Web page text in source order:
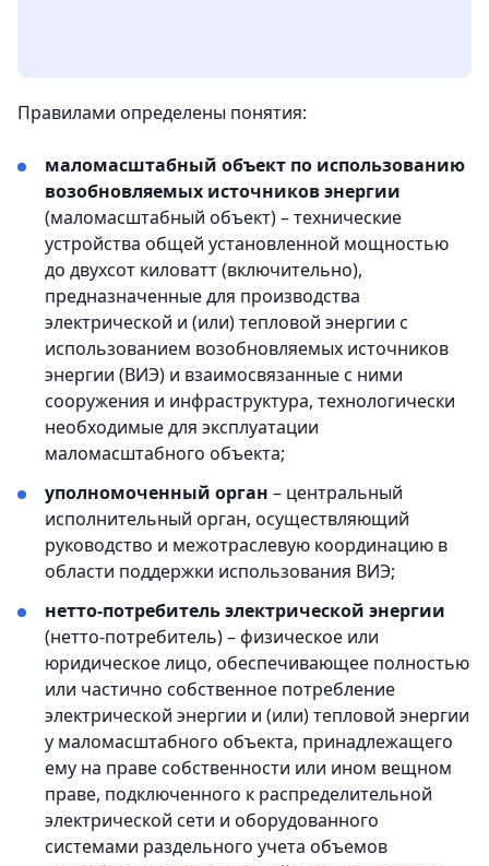
Правилами определены понятия:
маломасштабный объект по использованию
возобновляемых источников энергии
(маломасштабный объект) – технические
устройства общей установленной мощностью
до двухсот киловатт (включительно),
предназначенные для производства
электрической и (или) тепловой энергии с
использованием возобновляемых источников
энергии (ВИЭ) и взаимосвязанные с ними
сооружения и инфраструктура, технологически
необходимые для эксплуатации
маломасштабного объекта;
уполномоченный орган – центральный
исполнительный орган, осуществляющий
руководство и межотраслевую координацию в
области поддержки использования ВИЭ;
нетто-потребитель электрической энергии
(нетто-потребитель) – физическое или
юридическое лицо, обеспечивающее полностью
или частично собственное потребление
электрической энергии и (или) тепловой энергии
у маломасштабного объекта, принадлежащего
ему на праве собственности или ином вещном
праве, подключенного к распределительной
электрической сети и оборудованного
системами раздельного учета объемов